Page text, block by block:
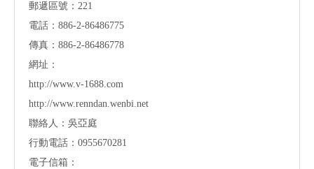
郵遞區號：221
電話：886-2-86486775
傳真：886-2-86486778
網址：
http://www.v-1688.com
http://www.renndan.wenbi.net
聯絡人：吳亞庭
行動電話：0955670281
電子信箱：